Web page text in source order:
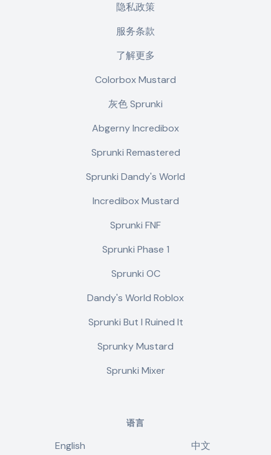
隐私政策
服务条款
了解更多
Colorbox Mustard
灰色 Sprunki
Abgerny Incredibox
Sprunki Remastered
Sprunki Dandy's World
Incredibox Mustard
Sprunki FNF
Sprunki Phase 1
Sprunki OC
Dandy's World Roblox
Sprunki But I Ruined It
Sprunky Mustard
Sprunki Mixer
语言
English 中文